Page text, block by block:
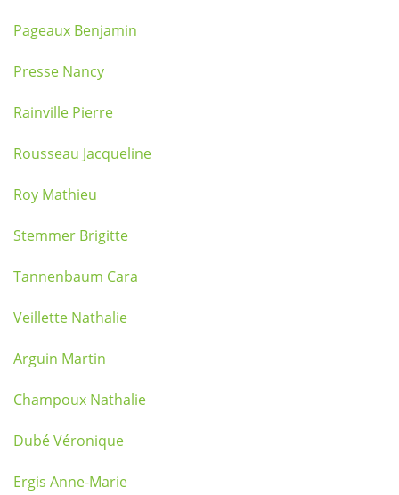
Pageaux Benjamin
Presse Nancy
Rainville Pierre
Rousseau Jacqueline
Roy Mathieu
Stemmer Brigitte
Tannenbaum Cara
Veillette Nathalie
Arguin Martin
Champoux Nathalie
Dubé Véronique
Ergis Anne-Marie